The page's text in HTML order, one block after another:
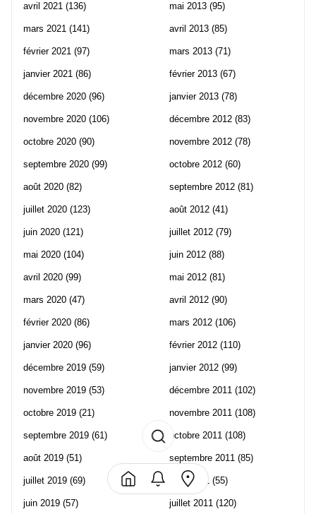
avril 2021 (136)
mars 2021 (141)
février 2021 (97)
janvier 2021 (86)
décembre 2020 (96)
novembre 2020 (106)
octobre 2020 (90)
septembre 2020 (99)
août 2020 (82)
juillet 2020 (123)
juin 2020 (121)
mai 2020 (104)
avril 2020 (99)
mars 2020 (47)
février 2020 (86)
janvier 2020 (96)
décembre 2019 (59)
novembre 2019 (53)
octobre 2019 (21)
septembre 2019 (61)
août 2019 (51)
juillet 2019 (69)
juin 2019 (57)
mai 2013 (95)
avril 2013 (85)
mars 2013 (71)
février 2013 (67)
janvier 2013 (78)
décembre 2012 (83)
novembre 2012 (78)
octobre 2012 (60)
septembre 2012 (81)
août 2012 (41)
juillet 2012 (79)
juin 2012 (88)
mai 2012 (81)
avril 2012 (90)
mars 2012 (106)
février 2012 (110)
janvier 2012 (99)
décembre 2011 (102)
novembre 2011 (108)
octobre 2011 (108)
septembre 2011 (85)
août 2011 (55)
juillet 2011 (120)